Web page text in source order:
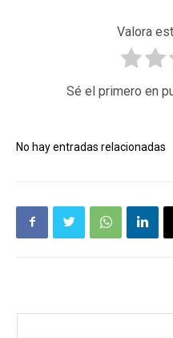
Valora
Sé el primero en
No hay entradas relacionadas